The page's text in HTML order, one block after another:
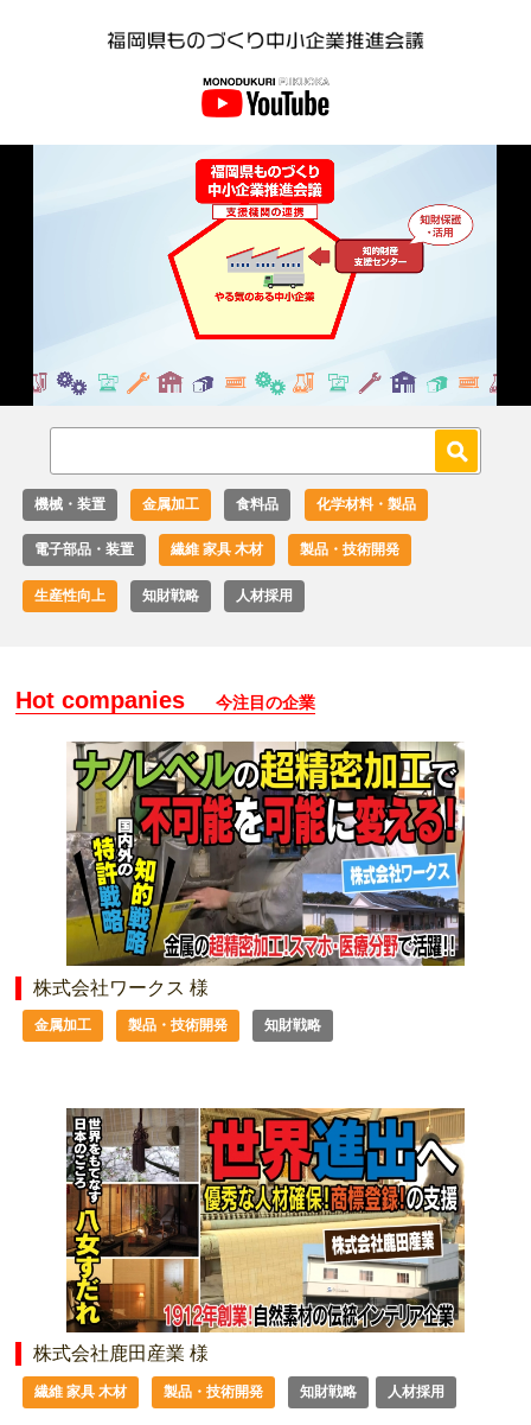
Unmute Loaded:
機械・装置 金属加工 食料品 化学材料・製品
電子部品・装置 繊維 家具 木材 製品・技術開発
生産性向上 知財戦略 人材採用
Hot companies 今注目の企業
株式会社ワークス 様
金属加工 製品・技術開発 知財戦略
株式会社鹿田産業 様
繊維 家具 木材 製品・技術開発 知財戦略 人材採用